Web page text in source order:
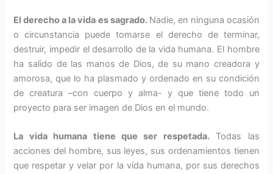
El derecho a la vida es sagrado. Nadie, en ninguna ocasión
o circunstancia puede tomarse el derecho de terminar,
destruir, impedir el desarrollo de la vida humana. El hombre
ha salido de las manos de Dios, de su mano creadora y
amorosa, que lo ha plasmado y ordenado en su condición
de creatura –con cuerpo y alma- y que tiene todo un
proyecto para ser imagen de Dios en el mundo.
La vida humana tiene que ser respetada.Todas las
acciones del hombre, sus leyes, sus ordenamientos tienen
que respetar y velar por la vida humana, por sus derechos